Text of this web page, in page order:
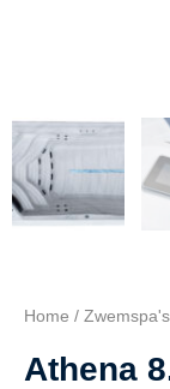
Home / Zwemspa's
Athena